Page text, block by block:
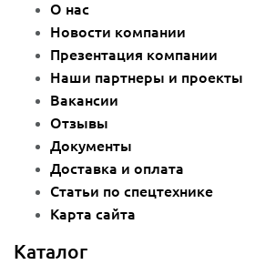
О нас
Новости компании
Презентация компании
Наши партнеры и проекты
Вакансии
Отзывы
Документы
Доставка и оплата
Статьи по спецтехнике
Карта сайта
Каталог